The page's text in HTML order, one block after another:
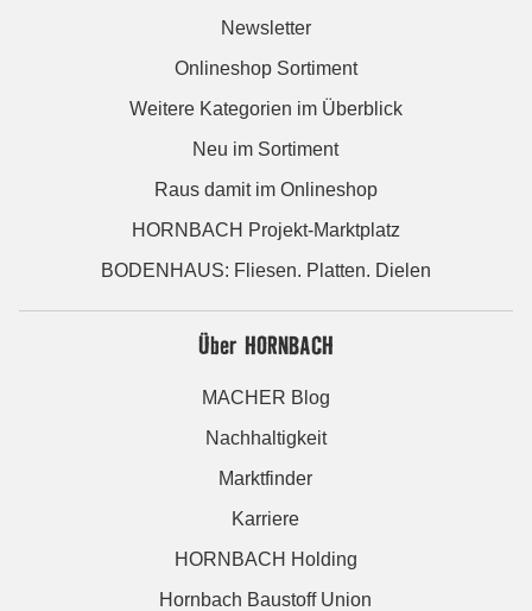
Newsletter
Onlineshop Sortiment
Weitere Kategorien im Überblick
Neu im Sortiment
Raus damit im Onlineshop
HORNBACH Projekt-Marktplatz
BODENHAUS: Fliesen. Platten. Dielen
Über HORNBACH
MACHER Blog
Nachhaltigkeit
Marktfinder
Karriere
HORNBACH Holding
Hornbach Baustoff Union